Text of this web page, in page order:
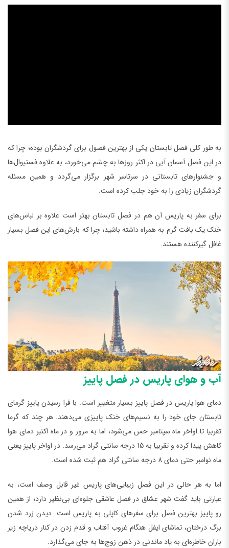
به طور کلی فصل تابستان یکی از بهترین فصول برای گردشگران بوده؛ چرا که
در این فصل آسمان آبی در اکثر روزها به چشم می‌خورد، به علاوه فستیوال‌ها
و جشنوارهای تابستانی در سرتاسر شهر برگزار می‌گردد و همین مسئله
گردشگران زیادی را به خود جلب کرده است.
برای سفر به پاریس آن هم در فصل تابستان بهتر است علاوه بر لباس‌های
خنک یک بافت گرم به همراه داشته باشید؛ چرا که بارش‌های این فصل بسیار
غافل گیر‌کننده هستند.
آب و هوای پاریس در فصل پاییز
دمای هوا پاریس در فصل پاییز بسیار متغییر است. با فرا رسیدن پاییز گرمای
تابستان جای خود را به نسیم‌های خنک پاییزی می‌دهند. هر چند که گرما
تقربیا تا اواخر ماه سپتامبر حس می‌شود، اما به مرور و در ماه اکتبر دمای هوا
کاهش پیدا کرده و تقربیا به 15 درجه سانتی گراد می‌رسد. در اواخر پاییز یعنی
ماه نوامبر حتی دمای 8 درجه سانتی گراد هم ثبت شده است.
اما به هر حالی در این فصل زیبایی‌های پاریس غیر قابل وصف است، به
عبارتی باید گفت شهر عشاق در فصل عاشقی جلوه‌ای بی‌نظیر دارد؛ از همین
رو پاییز بهترین فصل برای سفرهای کاپلی به پاریس است. دیدن زرد شدن
برگ درختان، تماشای ایفل هنگام غروب آفتاب و قدم زدن در کنار دریاچه زیر
باران خاطره‌ای به یاد ماندنی در ذهن زوج‌ها به جای می‌گذارد.